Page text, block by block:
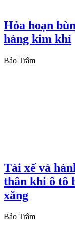
Hỏa hoạn
hàng kim khí
Bảo Trâm
Tài xế và
thân khi ô tô
xăng
Bảo Trâm